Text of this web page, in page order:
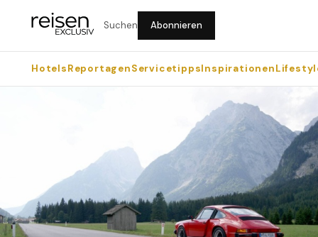
Suchen Abonnieren
HotelsReportagenServicetippsInspirationen